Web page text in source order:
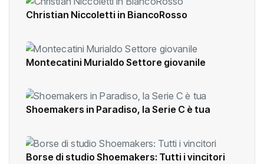
Christian Niccoletti in BiancoRosso
Montecatini Murialdo Settore giovanile
Shoemakers in Paradiso, la Serie C è tua
Borse di studio Shoemakers: Tutti i vincitori